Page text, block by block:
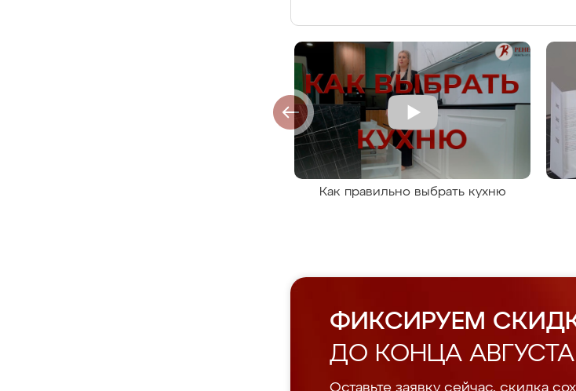
Как правильно выбрать кухню
ФИКСИРУЕМ
ДО КОНЦА АВГУСТА
Оставьте заявку сейчас, скидка